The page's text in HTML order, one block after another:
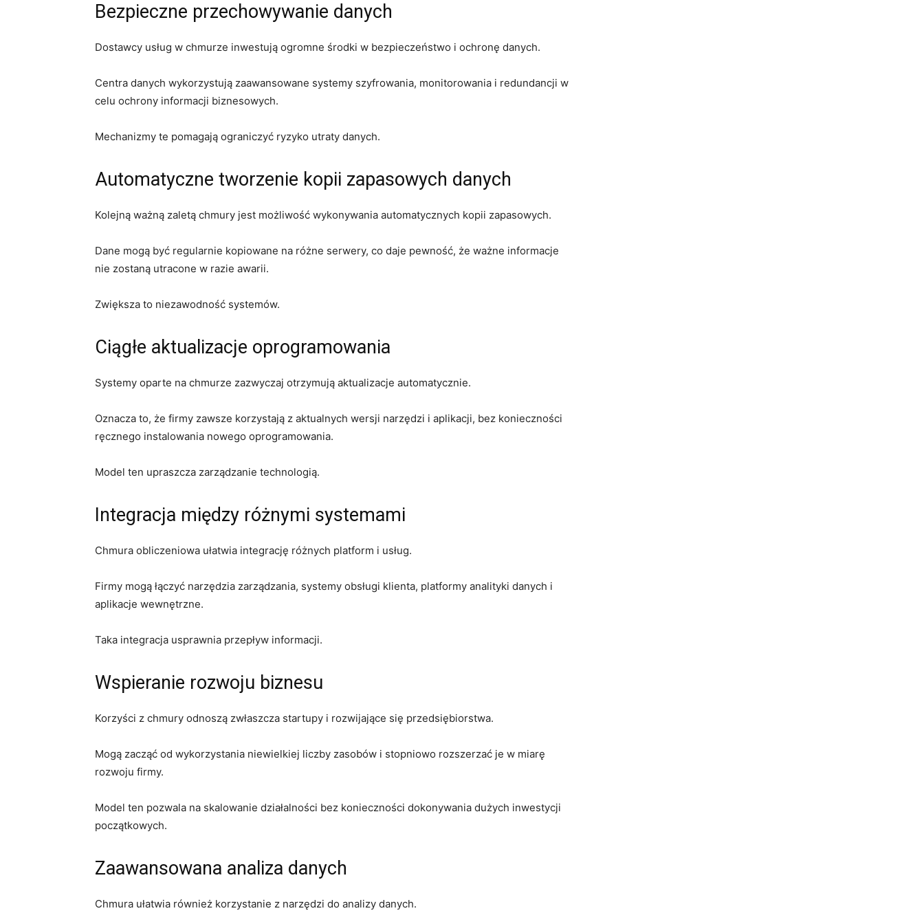
Bezpieczne przechowywanie danych
Dostawcy usług w chmurze inwestują ogromne środki w bezpieczeństwo i ochronę danych.
Centra danych wykorzystują zaawansowane systemy szyfrowania, monitorowania i redundancji w
celu ochrony informacji biznesowych.
Mechanizmy te pomagają ograniczyć ryzyko utraty danych.
Automatyczne tworzenie kopii zapasowych danych
Kolejną ważną zaletą chmury jest możliwość wykonywania automatycznych kopii zapasowych.
Dane mogą być regularnie kopiowane na różne serwery, co daje pewność, że ważne informacje
nie zostaną utracone w razie awarii.
Zwiększa to niezawodność systemów.
Ciągłe aktualizacje oprogramowania
Systemy oparte na chmurze zazwyczaj otrzymują aktualizacje automatycznie.
Oznacza to, że firmy zawsze korzystają z aktualnych wersji narzędzi i aplikacji, bez konieczności
ręcznego instalowania nowego oprogramowania.
Model ten upraszcza zarządzanie technologią.
Integracja między różnymi systemami
Chmura obliczeniowa ułatwia integrację różnych platform i usług.
Firmy mogą łączyć narzędzia zarządzania, systemy obsługi klienta, platformy analityki danych i
aplikacje wewnętrzne.
Taka integracja usprawnia przepływ informacji.
Wspieranie rozwoju biznesu
Korzyści z chmury odnoszą zwłaszcza startupy i rozwijające się przedsiębiorstwa.
Mogą zacząć od wykorzystania niewielkiej liczby zasobów i stopniowo rozszerzać je w miarę
rozwoju firmy.
Model ten pozwala na skalowanie działalności bez konieczności dokonywania dużych inwestycji
początkowych.
Zaawansowana analiza danych
Chmura ułatwia również korzystanie z narzędzi do analizy danych.